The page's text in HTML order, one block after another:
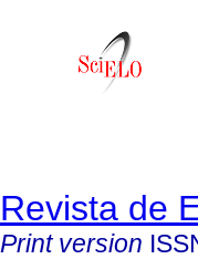
Revista de
Print version